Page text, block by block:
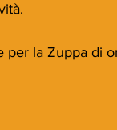
per la Zuppa di